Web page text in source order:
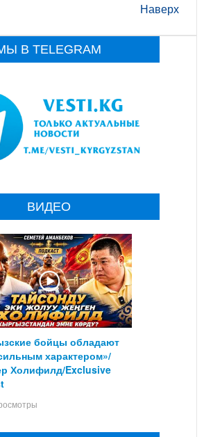
Наверх
В TELEGRAM
ВИДЕО
бойцы обладают
характером»/
Холифилд/Exclusive